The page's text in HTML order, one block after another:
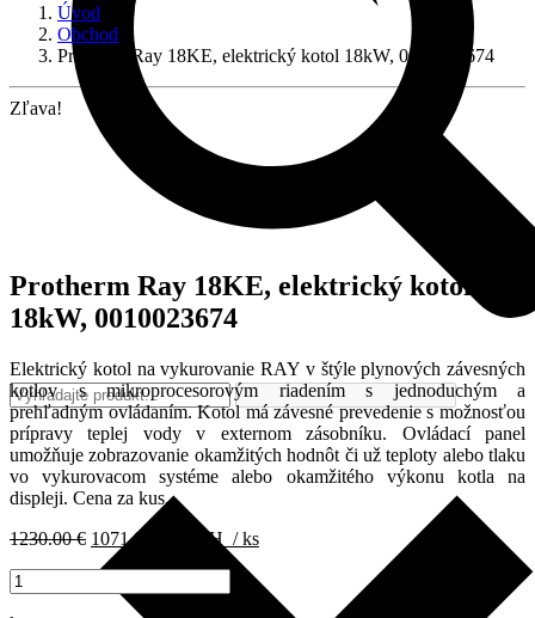
Úvod
Obchod
Protherm Ray 18KE, elektrický kotol 18kW, 0010023674
Zľava!
Protherm Ray 18KE, elektrický kotol
18kW, 0010023674
Elektrický kotol na vykurovanie RAY v štýle plynových závesných
kotlov s mikroprocesorovým riadením s jednoduchým a
prehľadným ovládaním. Kotol má závesné prevedenie s možnosťou
prípravy teplej vody v externom zásobníku. Ovládací panel
umožňuje zobrazovanie okamžitých hodnôt či už teploty alebo tlaku
vo vykurovacom systéme alebo okamžitého výkonu kotla na
displeji. Cena za kus.
1230.00€ Pôvodná
cena
1230.00 €.
1071.00
Aktuálna
s DPH / ks
množstvo
Protherm